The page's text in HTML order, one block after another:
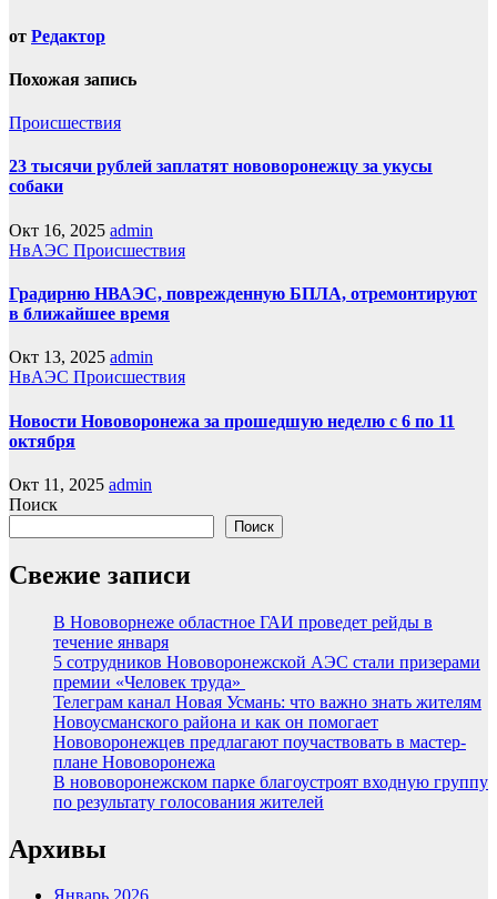
от Редактор
Похожая запись
Происшествия
23 тысячи рублей заплатят нововоронежцу за укусы
собаки
Окт 16, 2025 admin
НвАЭС Происшествия
Градирню НВАЭС, поврежденную БПЛА, отремонтируют
в ближайшее время
Окт 13, 2025 admin
НвАЭС Происшествия
Новости Нововоронежа за прошедшую неделю с 6 по 11
октября
Окт 11, 2025 admin
Поиск
Поиск
Свежие записи
В Нововорнеже областное ГАИ проведет рейды в
течение января
5 сотрудников Нововоронежской АЭС стали призерами
премии «Человек труда»
Телеграм канал Новая Усмань: что важно знать жителям
Новоусманского района и как он помогает
Нововоронежцев предлагают поучаствовать в мастер-
плане Нововоронежа
В нововоронежском парке благоустроят входную группу
по результату голосования жителей
Архивы